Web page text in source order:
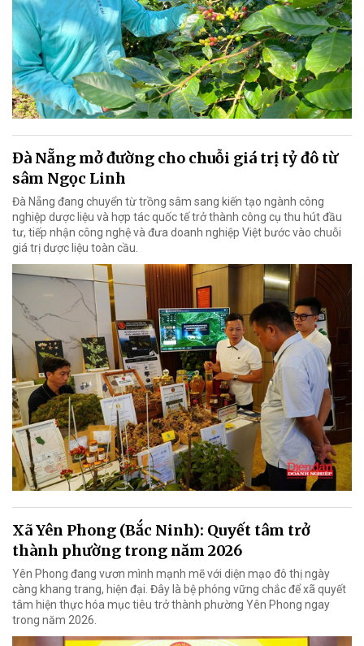
Đà Nẵng mở đường cho chuỗi giá trị tỷ đô từ
sâm Ngọc Linh
Đà Nẵng đang chuyển từ trồng sâm sang kiến tạo ngành công
nghiệp dược liệu và hợp tác quốc tế trở thành công cụ thu hút đầu
tư, tiếp nhận công nghệ và đưa doanh nghiệp Việt bước vào chuỗi
giá trị dược liệu toàn cầu.
Xã Yên Phong (Bắc Ninh): Quyết tâm trở
thành phường trong năm 2026
Yên Phong đang vươn mình mạnh mẽ với diện mạo đô thị ngày
càng khang trang, hiện đại. Đây là bệ phóng vững chắc để xã quyết
tâm hiện thực hóa mục tiêu trở thành phường Yên Phong ngay
trong năm 2026.